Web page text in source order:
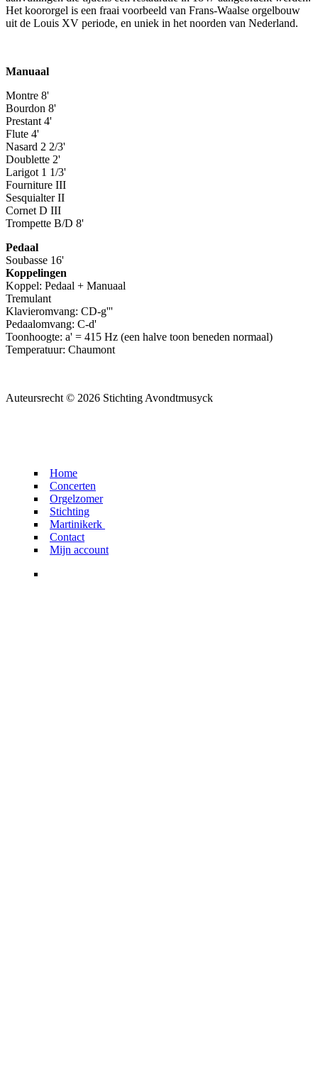
Het koororgel is een fraai voorbeeld van Frans-Waalse orgelbouw
uit de Louis XV periode, en uniek in het noorden van Nederland.
Manuaal
Montre 8'
Bourdon 8'
Prestant 4'
Flute 4'
Nasard 2 2/3'
Doublette 2'
Larigot 1 1/3'
Fourniture III
Sesquialter II
Cornet D III
Trompette B/D 8'
Pedaal
Soubasse 16'
Koppelingen
Koppel: Pedaal + Manuaal
Tremulant
Klavieromvang: CD-g'''
Pedaalomvang: C-d'
Toonhoogte: a' = 415 Hz (een halve toon beneden normaal)
Temperatuur: Chaumont
Auteursrecht © 2026 Stichting Avondtmusyck
Home
Concerten
Orgelzomer
Stichting
Martinikerk
Martinikerk
Orgels
Contact
Mijn account